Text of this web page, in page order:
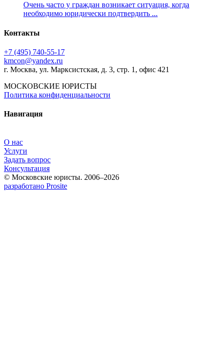
Очень часто у граждан возникает ситуация, когда
необходимо юридически подтвердить ...
Контакты
+7 (495) 740‑55‑17
kmcon@yandex.ru
г. Москва, ул. Марксистская, д. 3, стр. 1, офис 421
МОСКОВСКИЕ ЮРИСТЫ
Политика конфиденциальности
Навигация
О нас
Услуги
Задать вопрос
Консультация
© Московские юристы. 2006–2026
разработано Prosite